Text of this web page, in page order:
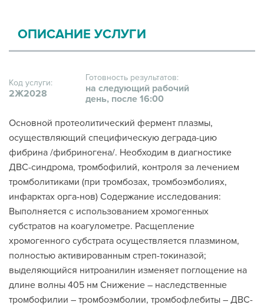
ОПИСАНИЕ УСЛУГИ
Код услуги:
2Ж2028
Готовность результатов:
на следующий рабочий
день, после 16:00
Основной протеолитический фермент плазмы,
осуществляющий специфическую деграда-цию
фибрина /фибриногена/. Необходим в диагностике
ДВС-синдрома, тромбофилий, контроля за лечением
тромболитиками (при тромбозах, тромбоэмболиях,
инфарктах орга-нов) Содержание исследования:
Выполняется с использованием хромогенных
субстратов на коагулометре. Расщепление
хромогенного субстрата осуществляется плазмином,
полностью активированным стреп-токиназой;
выделяющийся нитроанилин изменяет поглощение на
длине волны 405 нм Снижение – наследственные
тромбофилии – тромбоэмболии, тромбофлебиты – ДВС-